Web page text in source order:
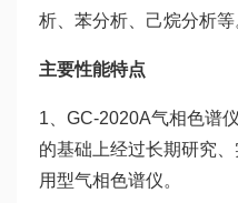
析、苯分析、己烷分析等
主要性能特点
1、GC-2020A气相色谱
的基础上经过长期研究
用型气相色谱仪。